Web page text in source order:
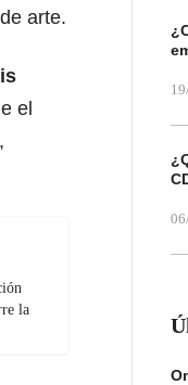
arte.
el
la